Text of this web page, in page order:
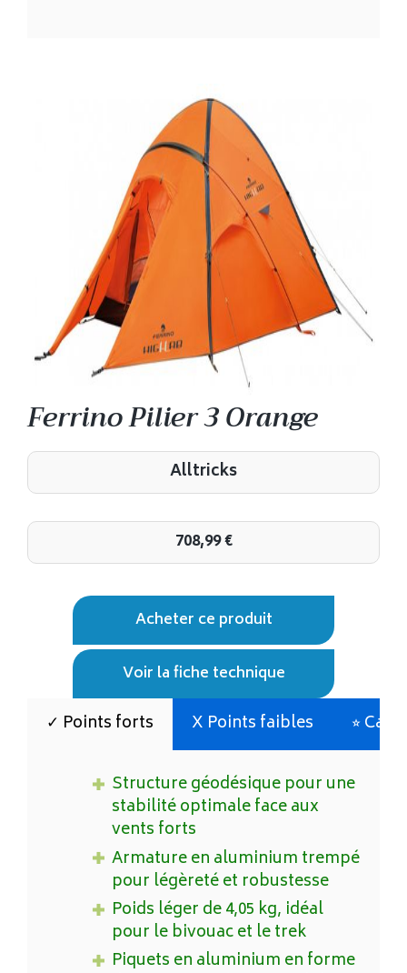
Ferrino Pilier 3 Orange
Alltricks
708,99€
Acheter ce produit
Voir la fiche technique
✓ Points forts X Points faibles ⭐︎
Structure géodésique pour une
stabilité optimale face aux
vents forts
Armature en aluminium trempé
pour légèreté et robustesse
Poids léger de 4,05 kg, idéal
pour le bivouac et le trek
Piquets en aluminium en forme